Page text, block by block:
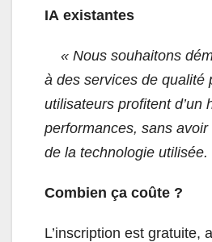
IA existantes
« Nous souhaitons
à des services de qualité
utilisateurs profitent d’un
performances, sans
de la technologie utilisée.
Combien ça coûte ?
L’inscription est gratuite,